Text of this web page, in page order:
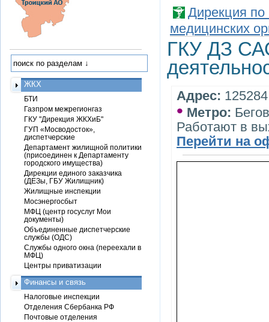
Дирекция по
медицинских
ГКУ ДЗ
Адрес:
• Метро:
Работают в
Перейти на
ЖКХ
БТИ
Газпром межрегионгаз
ГКУ "Дирекция ЖКХиБ"
ГУП «Мосводосток»,
диспетчерские
Департамент жилищной политики
(присоединен к Департаменту
городского имущества)
Дирекции единого заказчика
(ДЕЗы, ГБУ Жилищник)
Жилищные инспекции
Мосэнергосбыт
МФЦ (центр госуслуг Мои
документы)
Объединенные диспетчерские
службы (ОДС)
Службы одного окна (переехали в
МФЦ)
Центры приватизации
Финансы и связь
Налоговые инспекции
Отделения Сбербанка РФ
Почтовые отделения